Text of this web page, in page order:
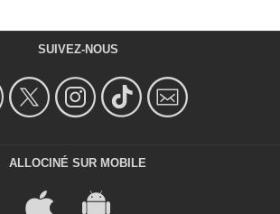
SUIVEZ-NOUS
ALLOCINÉ SUR MOBILE